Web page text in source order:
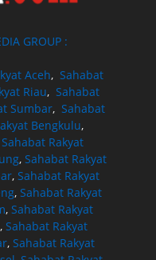
GROUP :
Aceh, Sahabat
Riau, Sahabat
Sumbar,Sahabat
Bengkulu,
Sahabat Rakyat
,Sahabat Rakyat
,Sahabat Rakyat
, Sahabat Rakyat
, Sahabat Rakyat
,Sahabat Rakyat
,Sahabat Rakyat